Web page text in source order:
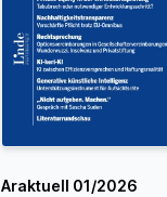
Araktuell 01/2026